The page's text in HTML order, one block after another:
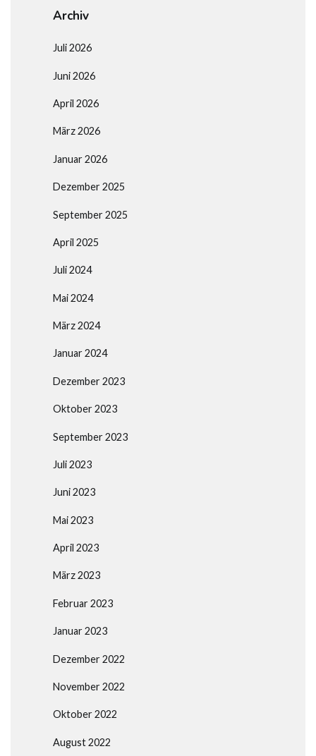
Archiv
Juli 2026
Juni 2026
April 2026
März 2026
Januar 2026
Dezember 2025
September 2025
April 2025
Juli 2024
Mai 2024
März 2024
Januar 2024
Dezember 2023
Oktober 2023
September 2023
Juli 2023
Juni 2023
Mai 2023
April 2023
März 2023
Februar 2023
Januar 2023
Dezember 2022
November 2022
Oktober 2022
August 2022